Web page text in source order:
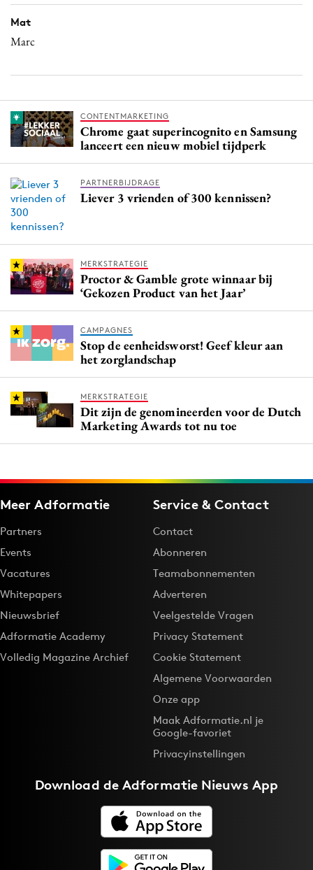
Mat
Marc
CONTENTMARKETING
Chrome gaat superincognito en Samsung
lanceert een nieuw mobiel tijdperk
PARTNERBIJDRAGE
Liever 3 vrienden of 300 kennissen?
MERKSTRATEGIE
Proctor & Gamble grote winnaar bij
‘Gekozen Product van het Jaar’
CAMPAGNES
Stop de eenheidsworst! Geef kleur aan
het zorglandschap
MERKSTRATEGIE
Dit zijn de genomineerden voor de Dutch
Marketing Awards tot nu toe
Meer Adformatie
Partners
Events
Vacatures
Whitepapers
Nieuwsbrief
Adformatie Academy
Volledig Magazine Archief
Service & Contact
Contact
Abonneren
Teamabonnementen
Adverteren
Veelgestelde Vragen
Privacy Statement
Cookie Statement
Algemene Voorwaarden
Onze app
Maak Adformatie.nl je
Google-favoriet
Privacyinstellingen
Download deAdformatie Nieuws App